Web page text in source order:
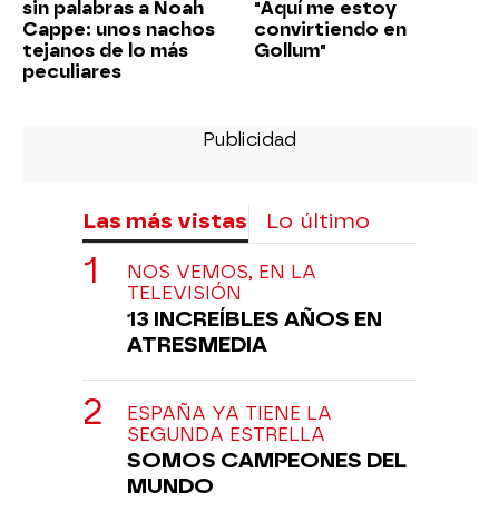
sin palabras a Noah
Cappe: unos nachos
tejanos de lo más
peculiares
"Aquí me estoy
convirtiendo en
Gollum"
Las más vistas Lo último
NOS VEMOS, EN LA
TELEVISIÓN
13 INCREÍBLES AÑOS EN
ATRESMEDIA
ESPAÑA YA TIENE LA
SEGUNDA ESTRELLA
SOMOS CAMPEONES DEL
MUNDO